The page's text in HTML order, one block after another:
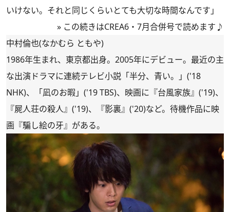
いけない。それと同じくらいとても大切な時間なんです」
» この続きはCREA6・7月合併号で読めます♪
中村倫也(なかむら ともや)
1986年生まれ、東京都出身。2005年にデビュー。最近の主
な出演ドラマに連続テレビ小説「半分、青い。」('18
NHK)、「凪のお暇」('19 TBS)、映画に『台風家族』('19)、
『屍人荘の殺人』('19)、『影裏』('20)など。待機作品に映
画『騙し絵の牙』がある。